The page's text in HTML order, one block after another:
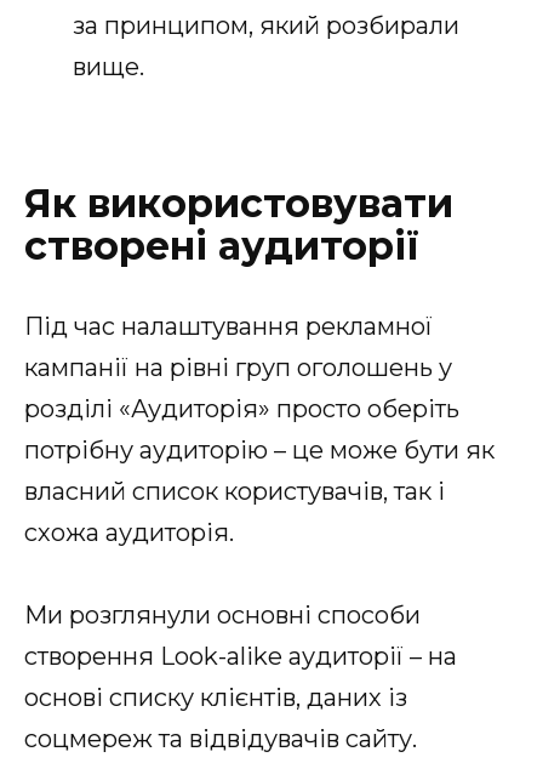
за принципом, який розбирали
вище.
Як використовувати
створені аудиторії
Під час налаштування рекламної
кампанії на рівні груп оголошень у
розділі «Аудиторія» просто оберіть
потрібну аудиторію – це може бути як
власний список користувачів, так і
схожа аудиторія.
Ми розглянули основні способи
створення Look-alike аудиторії – на
основі списку клієнтів, даних із
соцмереж та відвідувачів сайту.